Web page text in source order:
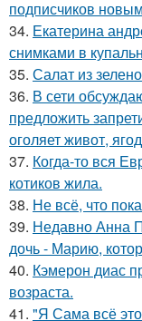
подписчиков
34. Екатерина
снимками в
35. Салат из
36. В сети
предложить
оголяет живот,
37. Когда-то вся
котиков жила.
38. Не всё, что
39. Недавно Анна
дочь - Марию,
40. Кэмерон диас
возраста.
41. "Я Сама всё